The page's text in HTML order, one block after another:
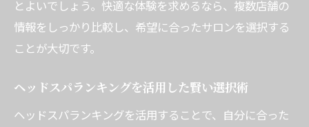
とよいでしょう。快適な体験を求めるなら、複数店舗の
情報をしっかり比較し、希望に合ったサロンを選択する
ことが大切です。
ヘッドスパランキングを活用した賢い選択術
ヘッドスパランキングを活用することで、自分に合った